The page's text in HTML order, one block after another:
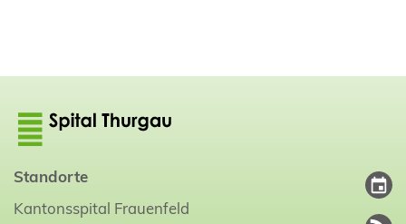
Standorte
Kantonsspital Frauenfeld